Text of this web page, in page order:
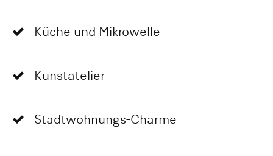
Küche und Mikrowelle
Kunstatelier
Stadtwohnungs-Charme